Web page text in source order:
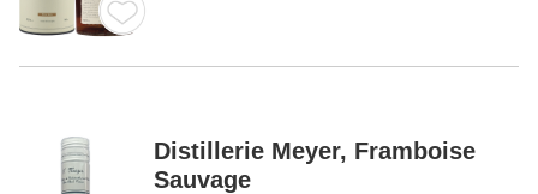
Distillerie Meyer, Framboise
Sauvage